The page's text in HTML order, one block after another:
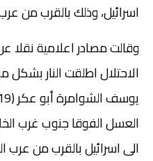
اسرائيل، وذلك بالقرب من
وقالت مصادر اعلامية نقلا
الاحتلال اطلقت النار
العسل الفوقا جنوب غرب
الى اسرائيل بالقرب من عرب